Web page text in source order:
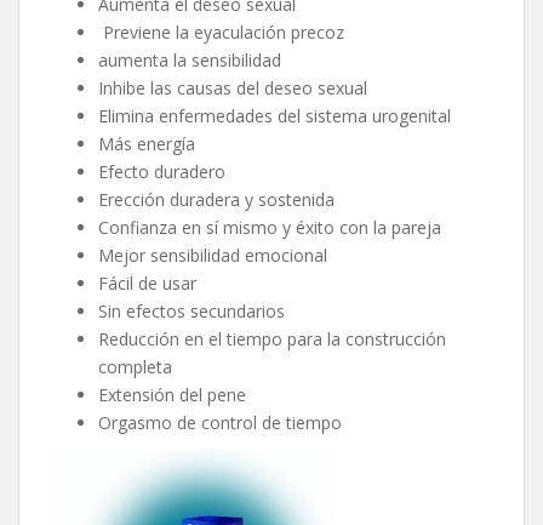
Previene la eyaculación precoz
aumenta la sensibilidad
Inhibe las causas del deseo sexual
Elimina enfermedades del sistema urogenital
Más energía
Efecto duradero
Erección duradera y sostenida
Confianza en sí mismo y éxito con la pareja
Mejor sensibilidad emocional
Fácil de usar
Sin efectos secundarios
Reducción en el tiempo para la construcción
completa
Extensión del pene
Orgasmo de control de tiempo